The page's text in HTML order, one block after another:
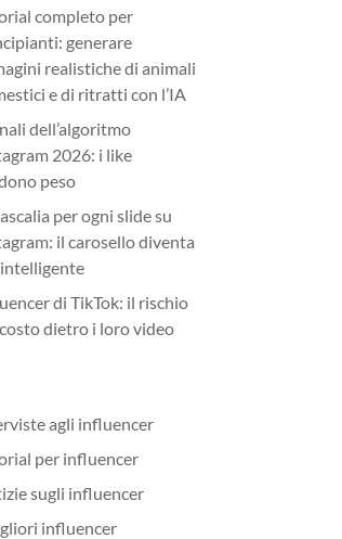
completo per
generare
realistiche di animali
e di ritratti con l’IA
dell’algoritmo
2026: i like
peso
per ogni slide su
il carosello diventa
di TikTok: il rischio
dietro i loro video
agli influencer
per influencer
sugli influencer
influencer